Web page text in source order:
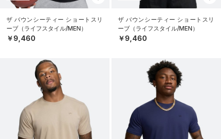
ザ バウンシーティー ショートスリ
ーブ（ライフスタイル/MEN）
￥9,460
ザ バウンシーティー ショートスリ
ーブ（ライフスタイル/MEN）
￥9,460